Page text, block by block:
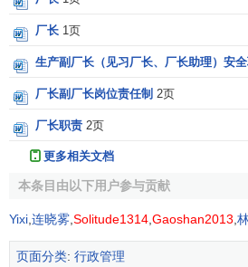
万人的共同工作。这一必要性无论从
上看来，都是很明显的，一切想实现
认这是实现社会主义的条件。可是怎
格的统一呢?这就只有使成百成千人
志。”
马克思 、列宁的话，最明白无误
及其职位的权威性。何况现代企业的
过马克思、列宁所处的时代，高度自
紧密一致，更需要有一个强有力的、
系统及其总指挥——厂长的指挥权威
厂长 1页
生产副厂长（见习厂长、厂长助理）安
厂长副厂长岗位责任制 2页
厂长职责 2页
更多相关文档
本条目由以下用户参与贡献
Yixi 连晓雾 Solitude1314 Gaoshan2013
页面分类: 行政管理